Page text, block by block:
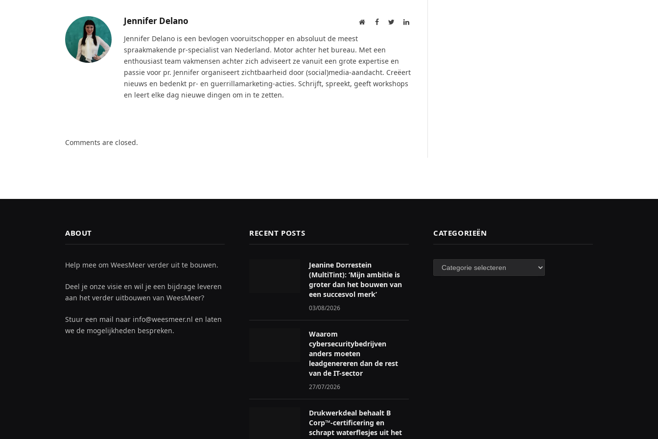
Jennifer Delano WebsiteFacebookTwitterLinkedIn
Jennifer Delano is een bevlogen vooruitschopper en absoluut de meest
spraakmakende pr-specialist van Nederland. Motor achter het bureau. Met een
enthousiast team vakmensen achter zich adviseert ze vanuit een grote expertise en
passie voor pr. Jennifer organiseert zichtbaarheid door (social)media-aandacht. Creëert
nieuws en bedenkt pr- en guerrillamarketing-acties. Schrijft, spreekt, geeft workshops
en leert elke dag nieuwe dingen om in te zetten.
Comments are closed.
ABOUT
Help mee om WeesMeer verder uit te bouwen.
Deel je onze visie en wil je een bijdrage leveren
aan het verder uitbouwen van WeesMeer?
Stuur een mail naar info@weesmeer.nl en laten
we de mogelijkheden bespreken.
RECENT POSTS
Jeanine Dorrestein
(MultiTint): ‘Mijn ambitie is
groter dan het bouwen van
een succesvol merk’
03/08/2026
Waarom
cybersecuritybedrijven
anders moeten
leadgenereren dan de rest
van de IT-sector
27/07/2026
Drukwerkdeal behaalt B
Corp™-certificering en
schrapt waterflesjes uit het
CATEGORIEËN
Categorieën